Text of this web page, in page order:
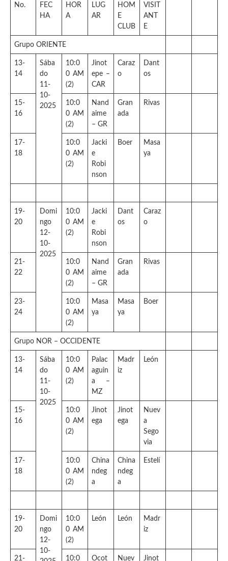
No.
FEC
HA
HOR
A
LUG
AR
HOM
E
CLUB
VISIT
ANT
E
Grupo ORIENTE
13-
14
Sába
do
11-
10-
2025
10:0
0 AM
(2)
Jinot
epe –
CAR
Caraz
o
Dant
os
15-
16
10:0
0 AM
(2)
Nand
aime
– GR
Gran
ada
Rivas
17-
18
10:0
0 AM
(2)
Jacki
e
Robi
nson
Boer
Masa
ya
19-
20
Domi
ngo
12-
10-
2025
10:0
0 AM
(2)
Jacki
e
Robi
nson
Dant
os
Caraz
o
21-
22
10:0
0 AM
(2)
Nand
aime
– GR
Gran
ada
Rivas
23-
24
10:0
0 AM
(2)
Masa
ya
Masa
ya
Boer
Grupo NOR – OCCIDENTE
13-
14
Sába
do
11-
10-
2025
10:0
0 AM
(2)
Palac
aguin
a –
MZ
Madr
iz
León
15-
16
10:0
0 AM
(2)
Jinot
ega
Jinot
ega
Nuev
a
Sego
via
17-
18
10:0
0 AM
(2)
China
ndeg
a
China
ndeg
a
Estelí
19-
20
Domi
ngo
12-
10-
10:0
0 AM
(2)
León León
Madr
iz
21- 10:0 Ocot Nuev Jinot